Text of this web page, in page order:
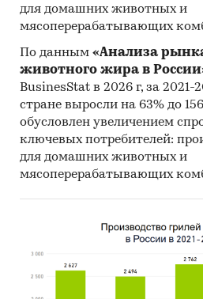
для домашних животных и
мясоперерабатывающих
По данным «Анализа
животного жира в
BusinesStat в 2026 г, за 2021-
стране выросли на 63% до
обусловлен увеличением
ключевых потребителей:
для домашних животных и
мясоперерабатывающих